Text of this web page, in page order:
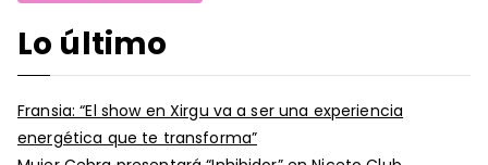
Lo último
Fransia: “El show en Xirgu va a ser una experiencia
energética que te transforma”